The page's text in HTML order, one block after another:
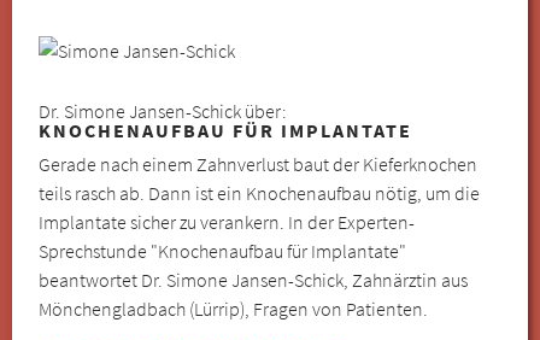
Dr. Simone Jansen-Schick über:
KNOCHENAUFBAU FÜR IMPLANTATE
Gerade nach einem Zahnverlust baut der Kieferknochen
teils rasch ab. Dann ist ein Knochenaufbau nötig, um die
Implantate sicher zu verankern. In der Experten-
Sprechstunde "Knochenaufbau für Implantate"
beantwortet Dr. Simone Jansen-Schick, Zahnärztin aus
Mönchengladbach (Lürrip), Fragen von Patienten.